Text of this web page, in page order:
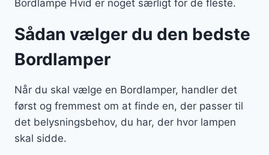
Bordlampe Hvid er noget særligt for de fleste.
Sådan vælger du den bedste
Bordlamper
Når du skal vælge en Bordlamper, handler det
først og fremmest om at finde en, der passer til
det belysningsbehov, du har, der hvor lampen
skal sidde.